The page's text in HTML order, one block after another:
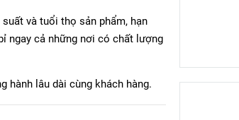
và tuổi thọ sản phẩm, hạn
ngay cả những nơi có chất lượng
hành lâu dài cùng khách hàng.